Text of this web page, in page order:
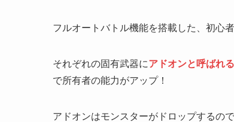
フルオートバトル機能を搭載した、初心
それぞれの固有武器にアドオンと呼ばれ
で所有者の能力がアップ！
アドオンはモンスターがドロップするの